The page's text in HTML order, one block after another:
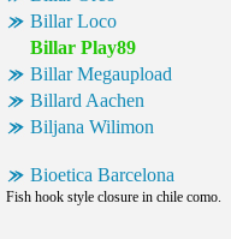
Billar Loco
Billar Play89
Billar Megaupload
Billard Aachen
Biljana Wilimon
Bioetica Barcelona
Fish hook style closure in chile como.